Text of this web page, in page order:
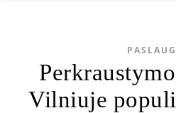
Vilniuje